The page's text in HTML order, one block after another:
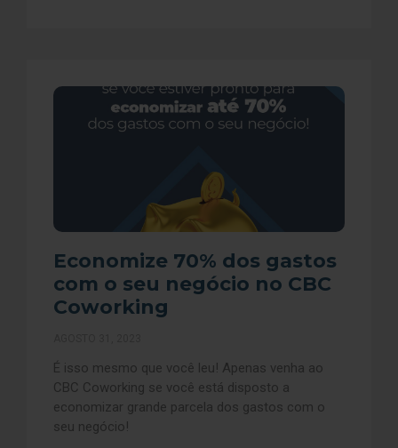
Economize 70% dos gastos
com o seu negócio no CBC
Coworking
É isso mesmo que você leu! Apenas venha ao
CBC Coworking se você está disposto a
economizar grande parcela dos gastos com o
seu negócio!